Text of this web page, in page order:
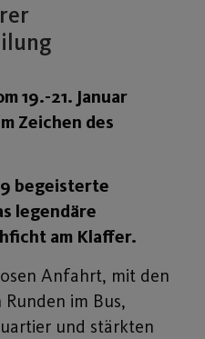
19.-21. Januar
Zeichen des
begeisterte
legendäre
am Klaffer.
Anfahrt, mit den
im Bus,
und stärkten